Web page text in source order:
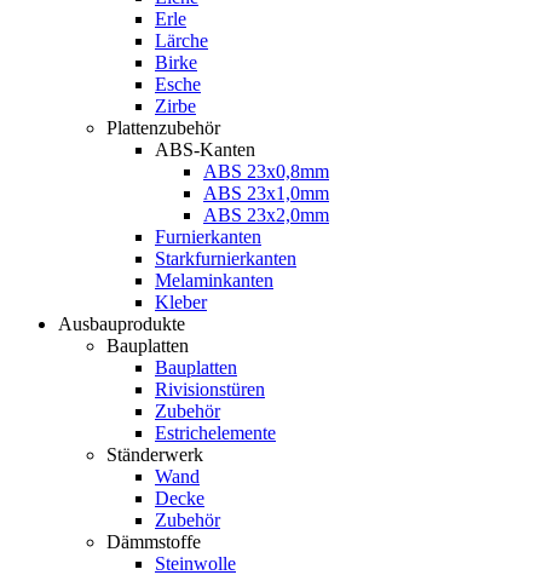
Erle
Lärche
Birke
Esche
Zirbe
Plattenzubehör
ABS-Kanten
ABS 23x0,8mm
ABS 23x1,0mm
ABS 23x2,0mm
Furnierkanten
Starkfurnierkanten
Melaminkanten
Kleber
Ausbauprodukte
Bauplatten
Bauplatten
Rivisionstüren
Zubehör
Estrichelemente
Ständerwerk
Wand
Decke
Zubehör
Dämmstoffe
Steinwolle